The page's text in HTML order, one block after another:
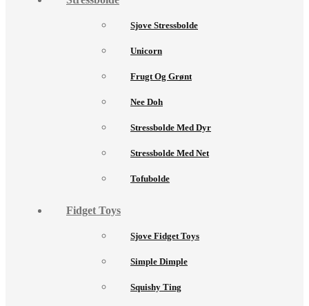
Sjove Stressbolde
Unicorn
Frugt Og Grønt
Nee Doh
Stressbolde Med Dyr
Stressbolde Med Net
Tofubolde
Fidget Toys
Sjove Fidget Toys
Simple Dimple
Squishy Ting